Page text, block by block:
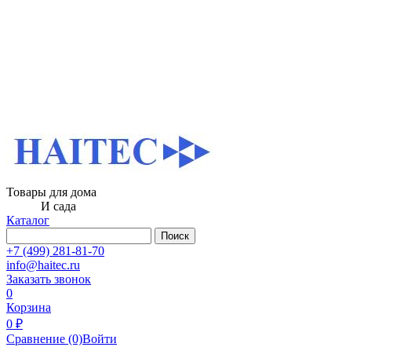
Товары для дома
И сада
Каталог
Поиск
+7 (499) 281-81-70
info@haitec.ru
Заказать звонок
0
Корзина
0 ₽
Сравнение (0)Войти